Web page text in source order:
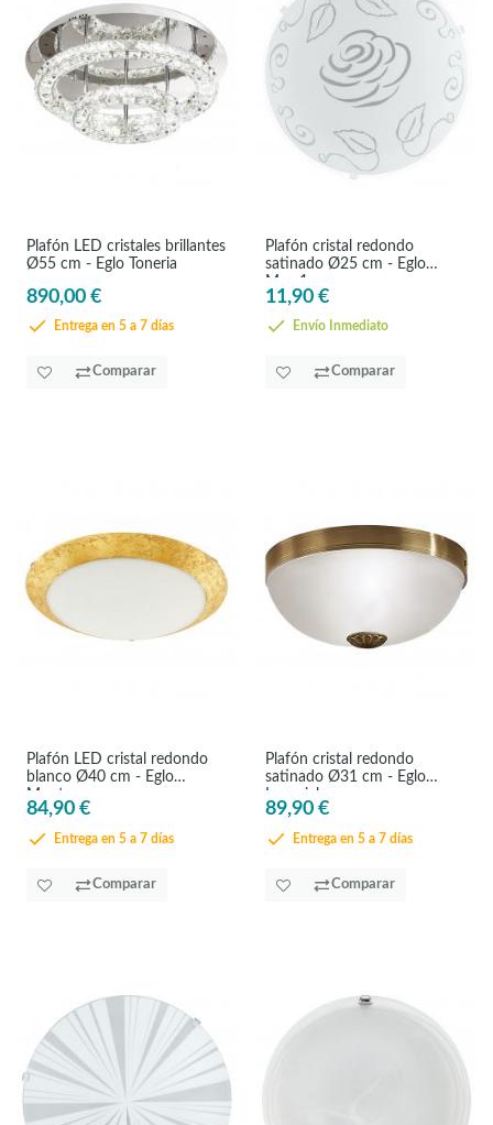
Plafón LED cristales brillantes
Ø55 cm - Eglo Toneria
890,00 €
Entrega en 5 a 7 días
Comparar
Plafón cristal redondo
satinado Ø25 cm - Eglo
Mars1
11,90 €
Envío Inmediato
Comparar
Plafón LED cristal redondo
blanco Ø40 cm - Eglo
Montenovo
84,90 €
Entrega en 5 a 7 días
Comparar
Plafón cristal redondo
satinado Ø31 cm - Eglo
Imperial
89,90 €
Entrega en 5 a 7 días
Comparar